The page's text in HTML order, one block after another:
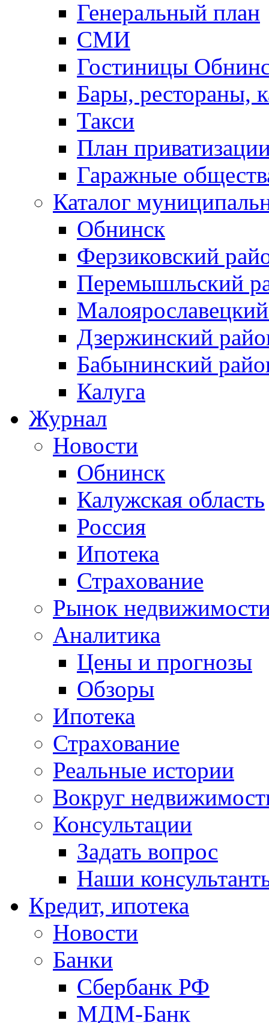
Генеральный план
СМИ
Гостиницы
Бары, рестораны,
Такси
План
Гаражные
Каталог
Обнинск
Ферзиковский
Перемышльский
Дзержинский
Бабынинский
Калуга
Журнал
Новости
Обнинск
Калужская область
Россия
Ипотека
Страхование
Рынок
Аналитика
Цены и прогнозы
Обзоры
Ипотека
Страхование
Реальные истории
Вокруг
Консультации
Задать вопрос
Наши
Кредит, ипотека
Новости
Банки
Сбербанк РФ
МДМ-Банк